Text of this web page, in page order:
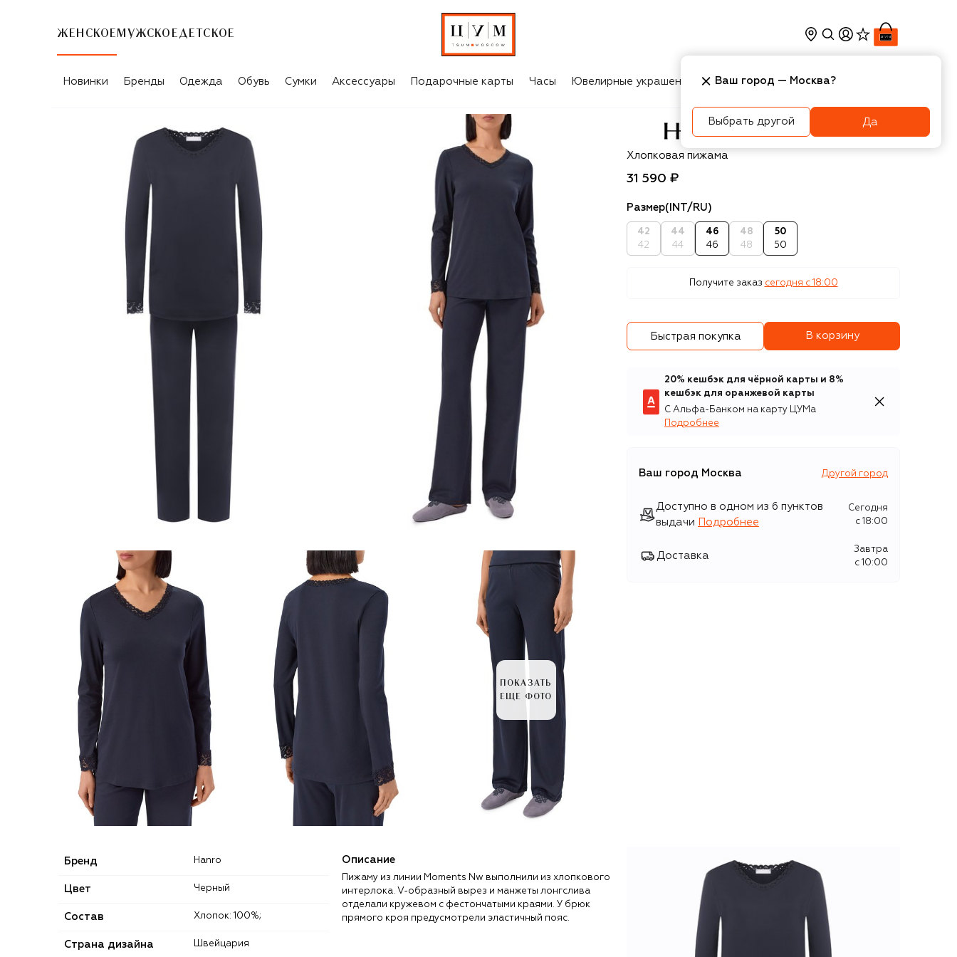
ЖЕНСКОЕ МУЖСКОЕ ДЕТСКОЕ
Новинки Бренды Одежда Обувь Сумки Аксессуары Подарочные карты Часы Ювелирные украшения Косметика Интерьер
ПОКАЗАТЬ
ЕЩЕ ФОТО
Hanro
Хлопковая пижама
31 590 ₽
Размер(INT/RU)
42
42
44
44
46
46
48
48
50
50
Получите заказ сегодня c 18:00
Быстрая покупка В корзину
20% кешбэк для чёрной карты и 8%
кешбэк для оранжевой карты
С Альфа-Банком на карту ЦУМа
Подробнее
Ваш город Москва Другой город
Доступно в одном из 6 пунктов
выдачи
Подробнее
Сегодня
c 18:00
Доставка
Завтра
c 10:00
Бренд Hanro
Цвет Черный
Состав Хлопок: 100%;
Страна дизайна Швейцария
Описание
Пижаму из линии Moments Nw выполнили из хлопкового
интерлока. V-образный вырез и манжеты лонгслива
отделали кружевом с фестончатыми краями. У брюк
прямого кроя предусмотрели эластичный пояс.
Ваш город — Москва?
Выбрать другой Да